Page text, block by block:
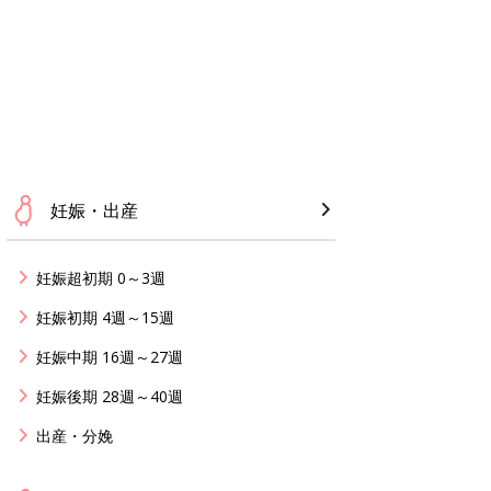
妊娠・出産
妊娠超初期 0～3週
妊娠初期 4週～15週
妊娠中期 16週～27週
妊娠後期 28週～40週
出産・分娩